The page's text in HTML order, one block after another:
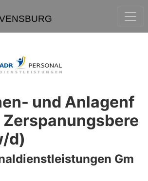
und Anlagenf
Zerspanungsbere
d)
Gm